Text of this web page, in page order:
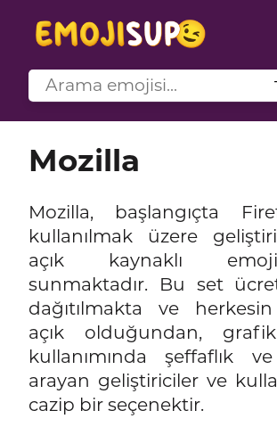
Mozilla
Mozilla, başlangıçta
kullanılmak üzere
açık kaynaklı
sunmaktadır. Bu set
dağıtılmakta ve
açık olduğundan,
kullanımında şeffaflık
arayan geliştiriciler ve
cazip bir seçenektir.